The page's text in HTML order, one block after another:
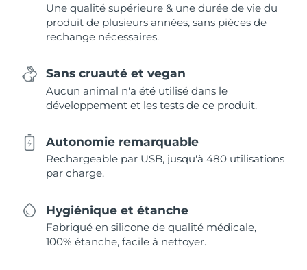
Une qualité supérieure & une durée de vie du
produit de plusieurs années, sans pièces de
rechange nécessaires.
Sans cruauté et vegan
Aucun animal n'a été utilisé dans le
développement et les tests de ce produit.
Autonomie remarquable
Rechargeable par USB, jusqu'à 480 utilisations
par charge.
Hygiénique et étanche
Fabriqué en silicone de qualité médicale,
100% étanche, facile à nettoyer.